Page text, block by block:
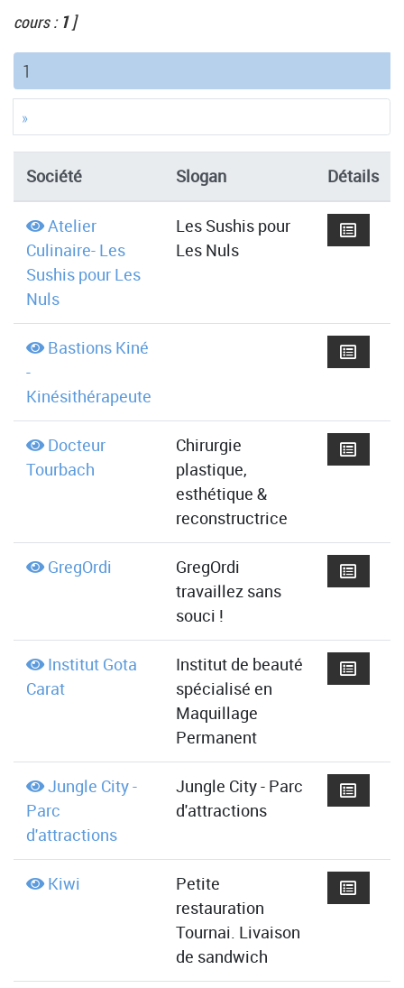
cours : 1]
1
»
Société Slogan Détails
Atelier
Culinaire- Les
Sushis pour Les
Nuls
Les Sushis pour
Les Nuls
Bastions Kiné
-
Kinésithérapeute
Docteur
Tourbach
Chirurgie
plastique,
esthétique &
reconstructrice
GregOrdi
GregOrdi
travaillez sans
souci !
Institut Gota
Carat
Institut de beauté
spécialisé en
Maquillage
Permanent
Jungle City -
Parc
d'attractions
Jungle City - Parc
d'attractions
Kiwi
Petite
restauration
Tournai. Livaison
de sandwich